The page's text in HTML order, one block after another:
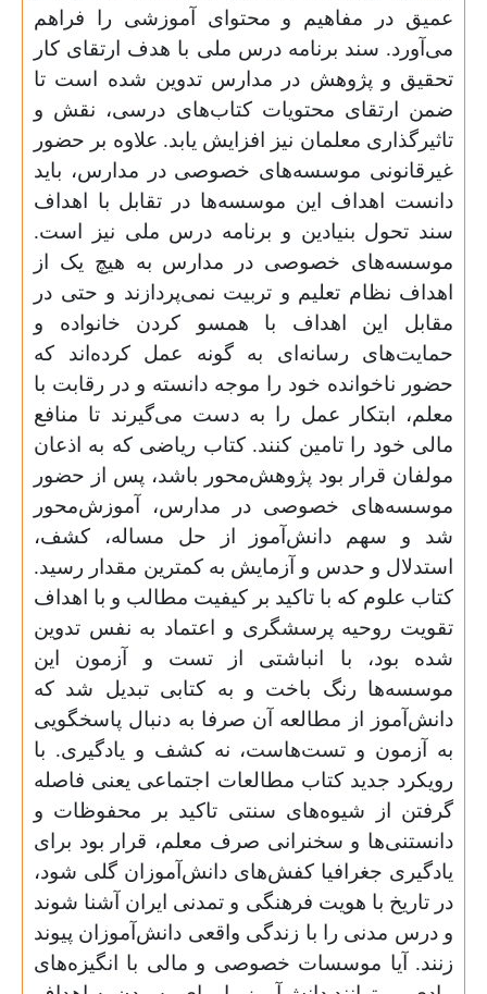
عمیق در مفاهیم و محتوای آموزشی را فراهم
می‌آورد. سند برنامه درس ملی با هدف ارتقای کار
تحقیق و پژوهش در مدارس تدوین شده است تا
ضمن ارتقای محتویات کتاب‌های درسی، نقش و
تاثیرگذاری معلمان نیز افزایش یابد. علاوه بر حضور
غیرقانونی موسسه‌های خصوصی در مدارس، باید
دانست اهداف این موسسه‌ها در تقابل با اهداف
سند تحول بنیادین و برنامه درس ملی نیز است.
موسسه‌های خصوصی در مدارس به هیچ یک از
اهداف نظام تعلیم و تربیت نمی‌پردازند و حتی در
مقابل این اهداف با همسو کردن خانواده و
حمایت‌های رسانه‌ای به گونه عمل کرده‌اند که
حضور ناخوانده خود را موجه دانسته و در رقابت با
معلم، ابتکار عمل را به دست می‌گیرند تا منافع
مالی خود را تامین کنند. کتاب ریاضی که به اذعان
مولفان قرار بود پژوهش‌محور باشد، پس از حضور
موسسه‌های خصوصی در مدارس، آموزش‌محور
شد و سهم دانش‌آموز از حل مساله، کشف،
استدلال و حدس و آزمایش به کمترین مقدار رسید.
کتاب علوم که با تاکید بر کیفیت مطالب و با اهداف
تقویت روحیه پرسشگری و اعتماد به نفس تدوین
شده بود، با انباشتی از تست و آزمون این
موسسه‌ها رنگ باخت و به کتابی تبدیل شد که
دانش‌آموز از مطالعه آن صرفا به دنبال پاسخگویی
به آزمون و تست‌هاست، نه کشف و یادگیری. با
رویکرد جدید کتاب مطالعات اجتماعی یعنی فاصله
گرفتن از شیوه‌های سنتی تاکید بر محفوظات و
دانستنی‌ها و سخنرانی صرف معلم، قرار بود برای
یادگیری جغرافیا کفش‌های دانش‌آموزان گلی شود،
در تاریخ با هویت فرهنگی و تمدنی ایران آشنا شوند
و درس مدنی را با زندگی واقعی دانش‌آموزان پیوند
زنند. آیا موسسات خصوصی و مالی با انگیزه‌های